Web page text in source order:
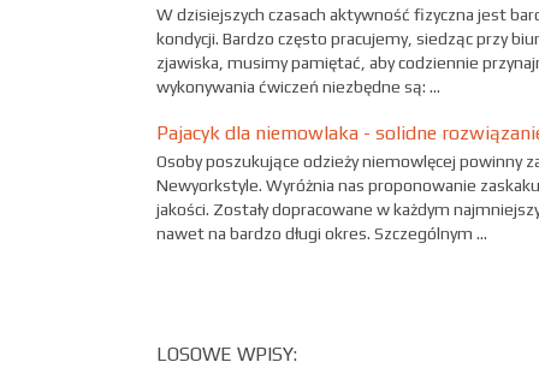
W dzisiejszych czasach aktywność fizyczna jest
kondycji. Bardzo często pracujemy, siedząc przy
zjawiska, musimy pamiętać, aby codziennie
wykonywania ćwiczeń niezbędne są: ...
Pajacyk dla niemowlaka - solidne
Osoby poszukujące odzieży niemowlęcej powinny
Newyorkstyle. Wyróżnia nas proponowanie
jakości. Zostały dopracowane w każdym
nawet na bardzo długi okres. Szczególnym ...
LOSOWE WPISY: